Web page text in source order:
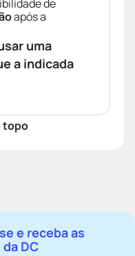
de
após a
uma
a indicada
topo
e receba as
DC